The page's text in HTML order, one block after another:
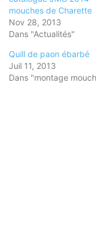
mouches de Charette
Nov 28, 2013
Dans "Actualités"
Quill de paon ébarbé
Juil 11, 2013
Dans "montage